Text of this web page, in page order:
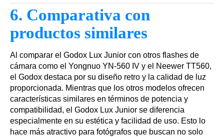
6. Comparativa con
productos similares
Al comparar el Godox Lux Junior con otros flashes de
cámara como el Yongnuo YN-560 IV y el Neewer TT560,
el Godox destaca por su diseño retro y la calidad de luz
proporcionada. Mientras que los otros modelos ofrecen
características similares en términos de potencia y
compatibilidad, el Godox Lux Junior se diferencia
especialmente en su estética y facilidad de uso. Esto lo
hace más atractivo para fotógrafos que buscan no solo